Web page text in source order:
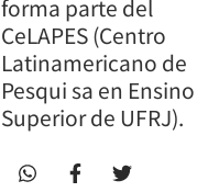
forma parte del
CeLAPES (Centro
Latinamericano de
Pesqui sa en Ensino
Superior de UFRJ).